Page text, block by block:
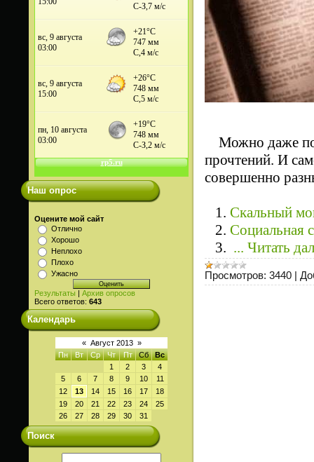
Наш опрос
Оцените мой сайт
Отлично
Хорошо
Неплохо
Плохо
Ужасно
Результаты | Архив опросов
Всего ответов: 643
Календарь
« Август 2013 »
Пн
Вт Ср Чт Пт Сб
Вс
1
2 3
4
5
6 7 8 9 10
11
12
13 14 15 16 17
18
19
20 21 22 23 24
25
26
27 28 29 30 31
Поиск
Можно даже
прочтений. И
совершенно
1. Скальный
2. Cоциальная
3. ... Читать
Просмотров: 3440 |